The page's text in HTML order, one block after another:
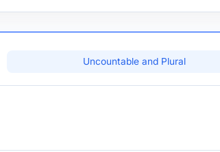
Uncountable and Plural